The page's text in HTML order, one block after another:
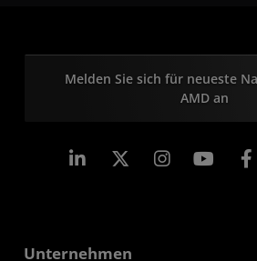
Melden Sie sich für neueste
AMD an
LinkedIn Instagram
Unternehmen